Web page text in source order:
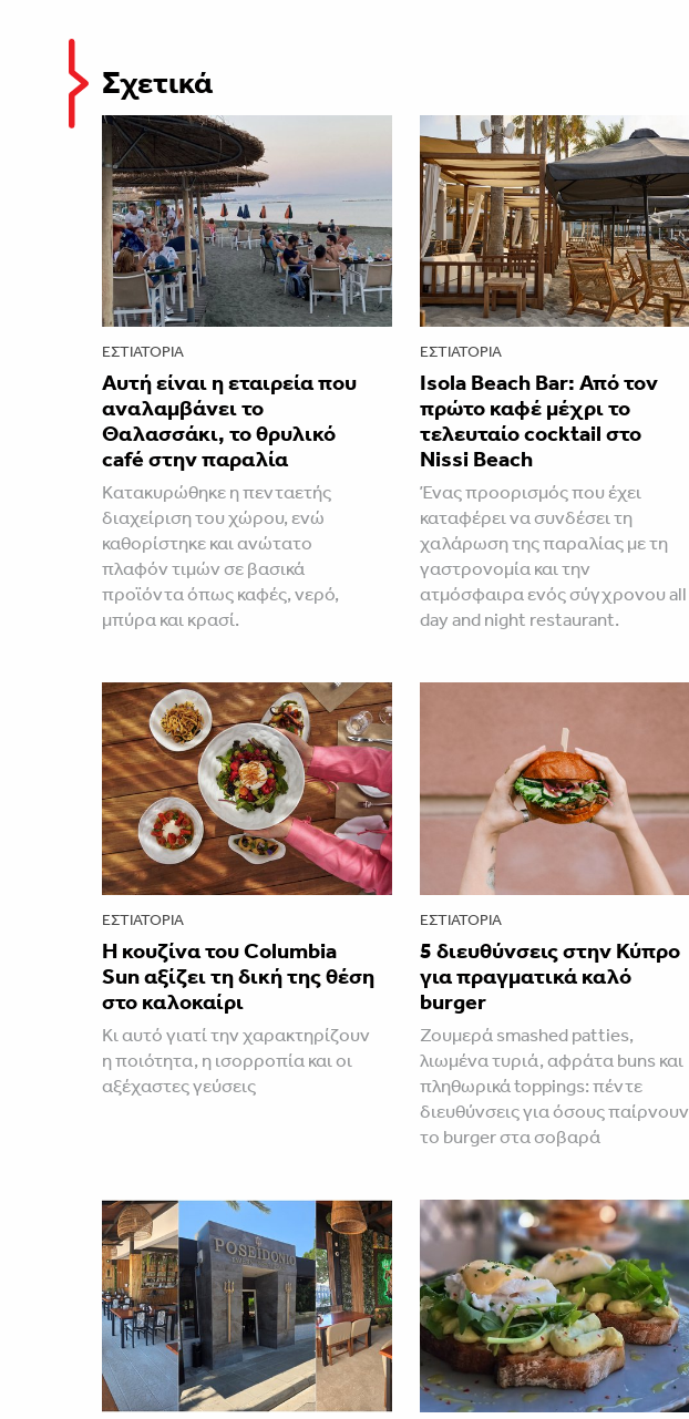
Σχετικά
ΕΣΤΙΑΤΌΡΙΑ
Αυτή είναι η εταιρεία που
αναλαμβάνει το
Θαλασσάκι, το θρυλικό
café στην παραλία
Κατακυρώθηκε η πενταετής
διαχείριση του χώρου, ενώ
καθορίστηκε και ανώτατο
πλαφόν τιμών σε βασικά
προϊόντα όπως καφές, νερό,
μπύρα και κρασί.
ΕΣΤΙΑΤΌΡΙΑ
Isola Beach Bar: Από τον
πρώτο καφέ μέχρι το
τελευταίο cocktail στο
Nissi Beach
Ένας προορισμός που έχει
καταφέρει να συνδέσει τη
χαλάρωση της παραλίας με τη
γαστρονομία και την
ατμόσφαιρα ενός σύγχρονου all
day and night restaurant.
ΕΣΤΙΑΤΌΡΙΑ
Η κουζίνα του Columbia
Sun αξίζει τη δική της θέση
στο καλοκαίρι
Κι αυτό γιατί την χαρακτηρίζουν
η ποιότητα, η ισορροπία και οι
αξέχαστες γεύσεις
ΕΣΤΙΑΤΌΡΙΑ
5 διευθύνσεις στην Κύπρο
για πραγματικά καλό
burger
Ζουμερά smashed patties,
λιωμένα τυριά, αφράτα buns και
πληθωρικά toppings: πέντε
διευθύνσεις για όσους παίρνουν
το burger στα σοβαρά